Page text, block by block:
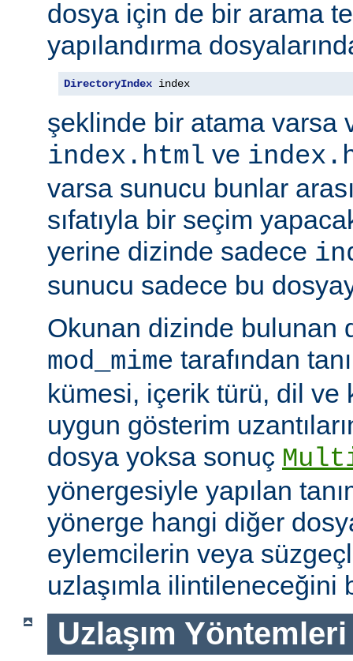
dosya için de bir arama
yapılandırma
DirectoryIndex index
şeklinde bir atama varsa
index.html ve
varsa sunucu bunlar
sıfatıyla bir seçim
yerine dizinde sadece
sunucu sadece bu
Okunan dizinde bulunan
mod_mime tarafından
kümesi, içerik türü, dil ve
uygun gösterim
dosya yoksa sonuç
yönergesiyle yapılan
yönerge hangi diğer
eylemcilerin veya
uzlaşımla ilintileneceğini
Uzlaşım Yöntemleri